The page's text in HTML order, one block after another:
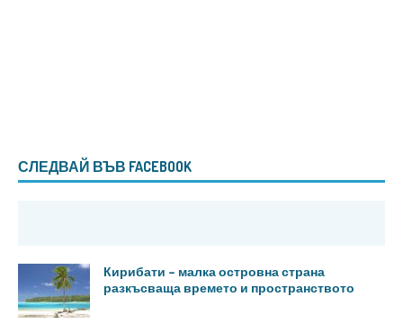
СЛЕДВАЙ ВЪВ FACEBOOK
Кирибати – малка островна страна
разкъсваща времето и пространството